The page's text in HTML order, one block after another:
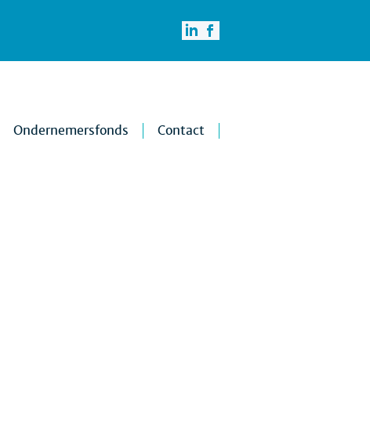
Ondernemersfonds Contact